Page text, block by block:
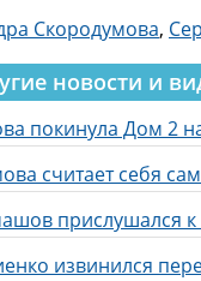
Скородумова,
новости и
покинула Дом 2
извинился